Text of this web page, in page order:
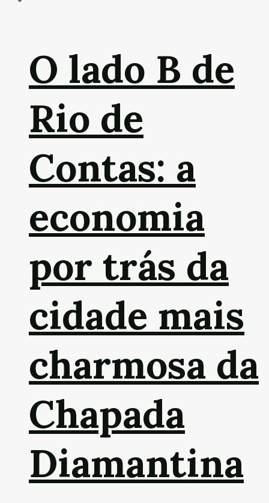
O lado B de
Rio de
Contas: a
economia
por trás da
cidade mais
charmosa da
Chapada
Diamantina